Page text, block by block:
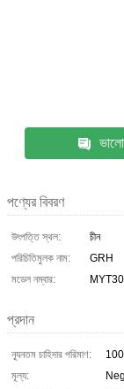
পণ্যের বিবরণ
উৎপত্তি স্থল:
চীন
পরিচিতিমুলক নাম:
GRH
মডেল নম্বার:
প্রদান
ন্যূনতম চাহিদার পরিমাণ:
মূল্য: